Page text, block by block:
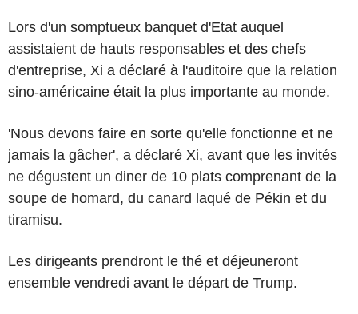
Lors d'un somptueux banquet d'Etat auquel
assistaient de hauts responsables et des chefs
d'entreprise, Xi a déclaré à l'auditoire que la relation
sino-américaine était la plus importante au monde.
'Nous devons faire en sorte qu'elle fonctionne et ne
jamais la gâcher', a déclaré Xi, avant que les invités
ne dégustent un diner de 10 plats comprenant de la
soupe de homard, du canard laqué de Pékin et du
tiramisu.
Les dirigeants prendront le thé et déjeuneront
ensemble vendredi avant le départ de Trump.